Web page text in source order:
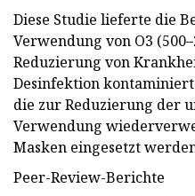
Diese Studie lieferte die
Verwendung von O3
Reduzierung von
Desinfektion
die zur Reduzierung der
Verwendung
Masken eingesetzt
Peer-Review-Berichte